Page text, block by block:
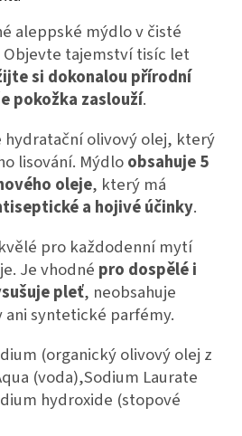
aleppské mýdlo v čisté
tajemství tisíc let
si dokonalou přírodní
pokožka zaslouží.
hydratační olivový olej, který
lisování. Mýdloobsahuje 5
oleje, který má
a hojivé účinky.
pro každodenní mytí
Je vhodné pro dospělé i
pleť, neobsahuje
syntetické parfémy.
(organický olivový olej z
(voda),Sodium Laurate
hydroxide (stopové